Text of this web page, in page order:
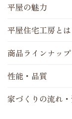
平屋の魅力
平屋住宅工房とは
商品ラインナップ
性能・品質
家づくりの流れ